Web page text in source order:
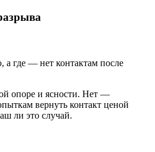
а где — нет контактам после
опоре и ясности. Нет —
вернуть контакт ценой
ли это случай.